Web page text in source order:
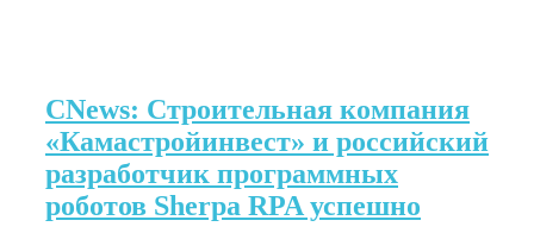
CNews: Строительная компания
«Камастройинвест» и российский
разработчик программных
роботов Sherpa RPA успешно